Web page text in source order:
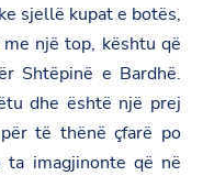
sjellë kupat e botës,
një top, kështu që
Shtëpinë e Bardhë.
dhe është një prej
të thënë çfarë po
ta imagjinonte që në